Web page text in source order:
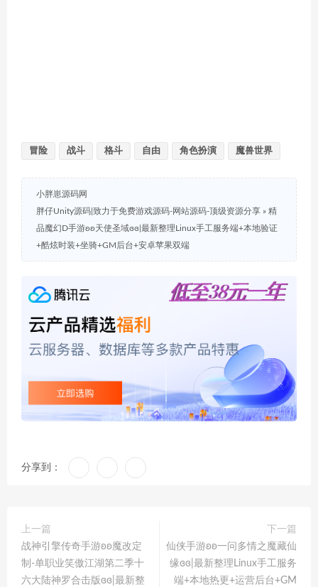
冒险 战斗 格斗 自由 角色扮演 魔兽世界
小胖崽源码网
胖仔Unity源码|致力于免费游戏源码-网站源码-顶级资源分享 » 精
品魔幻D手游ʚʚ天使圣域ɞɞ|最新整理Linux手工服务端+本地验证
+酷炫时装+坐骑+GM后台+安卓苹果双端
分享到：
上一篇
战神引擎传奇手游ʚʚ魔改定
制-单职业笑傲江湖第二季十
六大陆神罗合击版ɞɞ|最新整
下一篇
仙侠手游ʚʚ一问多情之魔藏仙
缘ɞɞ|最新整理Linux手工服务
端+本地热更+运营后台+GM